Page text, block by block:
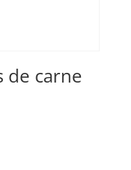
de carne